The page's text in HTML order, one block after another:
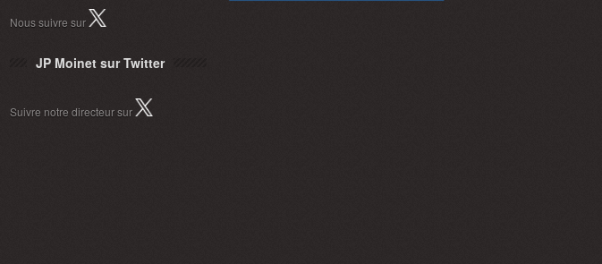
Nous suivre sur
JP Moinet sur Twitter
Suivre notre directeur sur